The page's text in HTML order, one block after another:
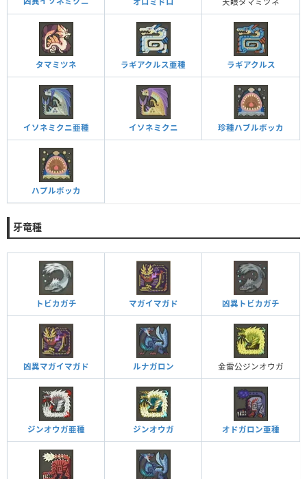
タマミツネ ラギアクルス亜種 ラギアクルス
イソネミクニ亜種 イソネミクニ 珍種ハブルボッカ
ハプルボッカ
牙竜種
トビカガチ マガイマガド 凶異トビカガチ
凶異マガイマガド ルナガロン 金雷公ジンオウガ
ジンオウガ亜種 ジンオウガ オドガロン亜種